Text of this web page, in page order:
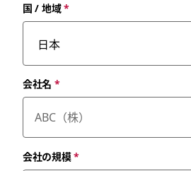
国 / 地域*
会社名 *
会社の規模*